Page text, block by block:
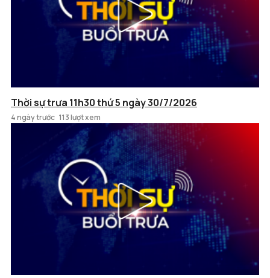
Thời sự trưa 11h30 thứ 5 ngày 30/7/2026
4 ngày trước 113 lượt xem